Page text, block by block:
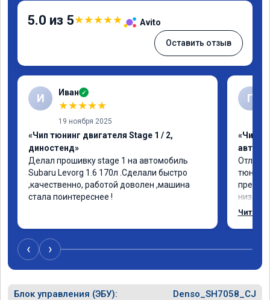
5.0 из 5★★★★★ Avito
Оставить отзыв
И Иван ✓
★★★★★
19 ноября 2025
«Чип тюнинг двигателя Stage 1 / 2,
диностенд»
Делал прошивку stage 1 на автомобиль
Subaru Levorg 1.6 170л .Сделали быстро
,качественно, работой доволен ,машина
стала поинтереснее !
Г
«Чип
низов,
Расход
Читать
‹ ›
Блок управления (ЭБУ): Denso_SH7058_CJ